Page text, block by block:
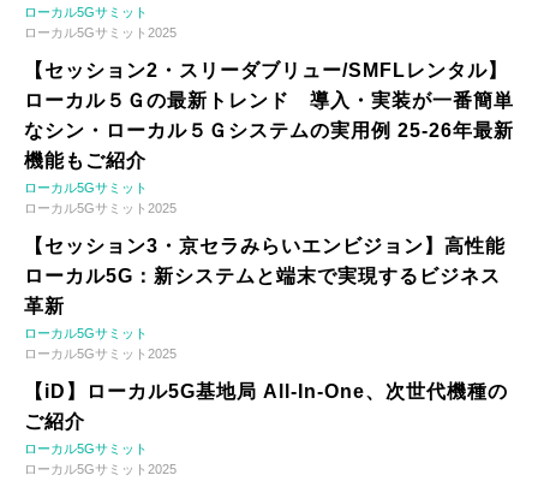
ローカル5Gサミット
ローカル5Gサミット2025
【セッション2・スリーダブリュー/SMFLレンタル】
ローカル５Ｇの最新トレンド 導入・実装が一番簡単
なシン・ローカル５Ｇシステムの実用例 25-26年最新
機能もご紹介
ローカル5Gサミット
ローカル5Gサミット2025
【セッション3・京セラみらいエンビジョン】高性能
ローカル5G：新システムと端末で実現するビジネス
革新
ローカル5Gサミット
ローカル5Gサミット2025
【iD】ローカル5G基地局 All-In-One、次世代機種の
ご紹介
ローカル5Gサミット
ローカル5Gサミット2025